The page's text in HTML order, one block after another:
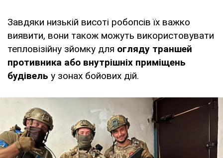
Завдяки низькій висоті робопсів їх важко
виявити, вони також можуть використовувати
тепловізійну зйомку для огляду траншей
противника або внутрішніх приміщень
будівель у зонах бойових дій.